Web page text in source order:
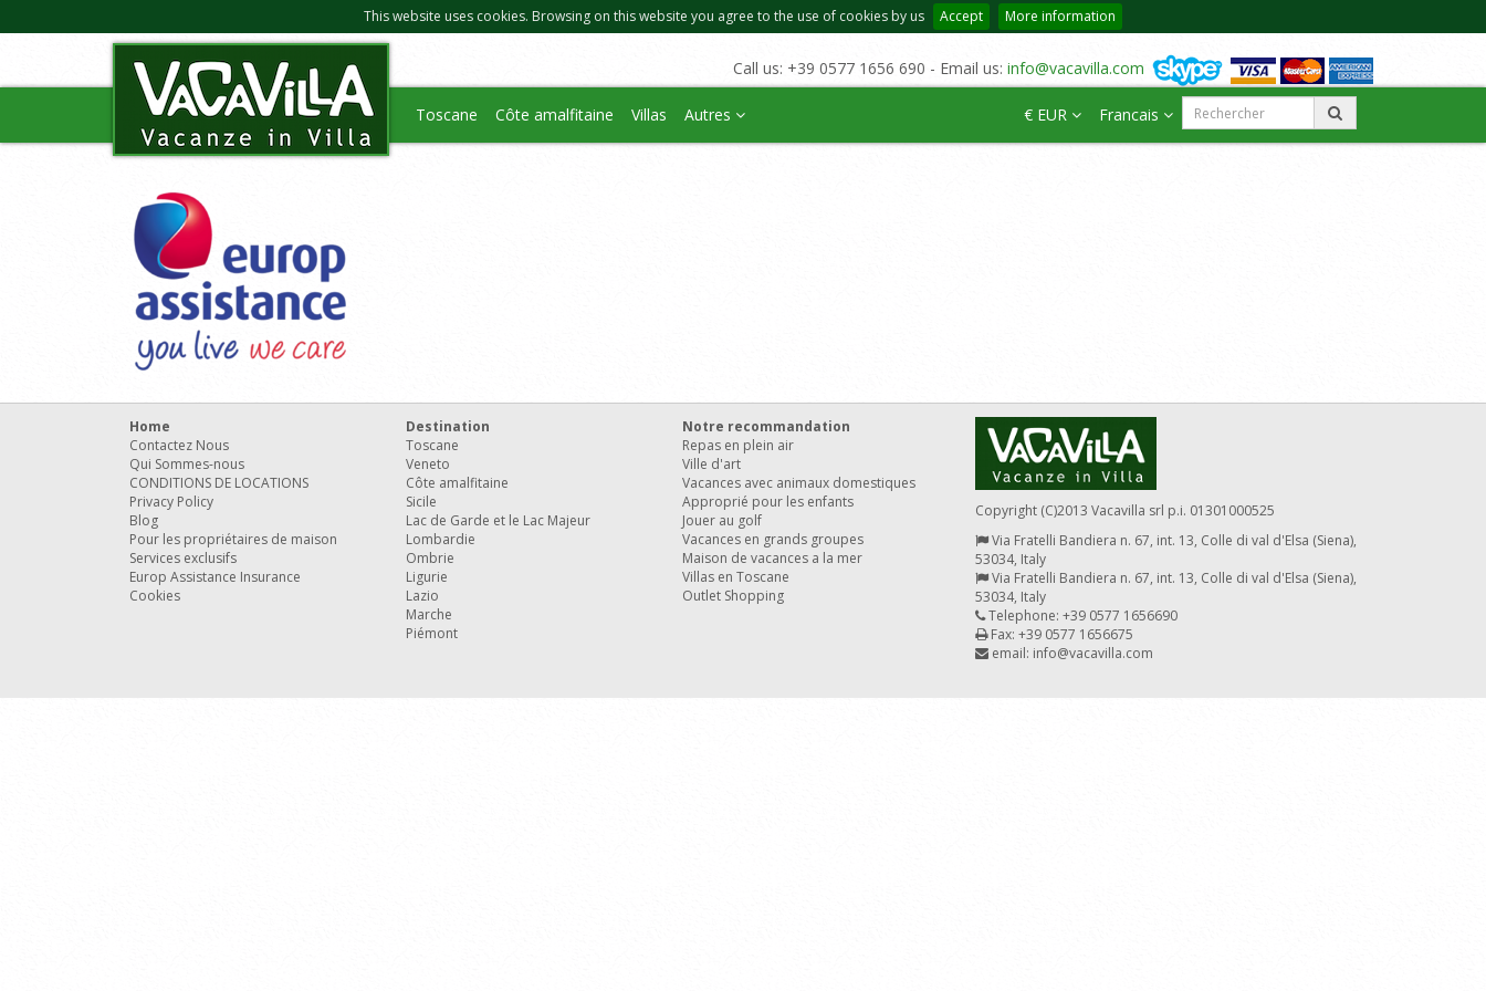
This website uses cookies. Browsing on this website you agree to the use of cookies by us Accept More information
Call us: +39 0577 1656 690 - Email us: info@vacavilla.com
Toscane Côte amalfitaine Villas Autres € EUR Francais
Home
Contactez Nous
Qui Sommes-nous
CONDITIONS DE LOCATIONS
Privacy Policy
Blog
Pour les propriétaires de maison
Services exclusifs
Europ Assistance Insurance
Cookies
Destination
Toscane
Veneto
Côte amalfitaine
Sicile
Lac de Garde et le Lac Majeur
Lombardie
Ombrie
Ligurie
Lazio
Marche
Piémont
Notre recommandation
Repas en plein air
Ville d'art
Vacances avec animaux domestiques
Approprié pour les enfants
Jouer au golf
Vacances en grands groupes
Maison de vacances a la mer
Villas en Toscane
Outlet Shopping
Copyright (C)2013 Vacavilla srl p.i. 01301000525
Via Fratelli Bandiera n. 67, int. 13, Colle di val d'Elsa (Siena),
53034, Italy
Via Fratelli Bandiera n. 67, int. 13, Colle di val d'Elsa (Siena),
53034, Italy
Telephone: +39 0577 1656690
Fax: +39 0577 1656675
email: info@vacavilla.com